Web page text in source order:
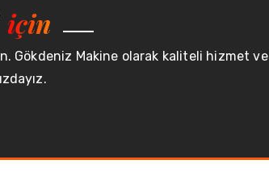
için
Gökdeniz Makine olarak kaliteli hizmet ve